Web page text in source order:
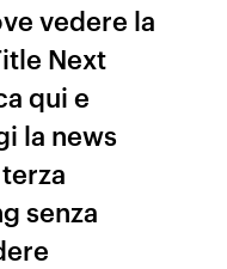
vedere la
Next
qui e
la news
senza